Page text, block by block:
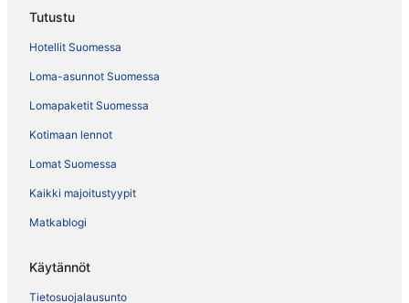
Tutustu
Hotellit Suomessa
Loma-asunnot Suomessa
Lomapaketit Suomessa
Kotimaan lennot
Lomat Suomessa
Kaikki majoitustyypit
Matkablogi
Käytännöt
Tietosuojalausunto